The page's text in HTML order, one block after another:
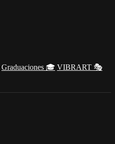
Graduaciones 🎓 VIBRART 🎭